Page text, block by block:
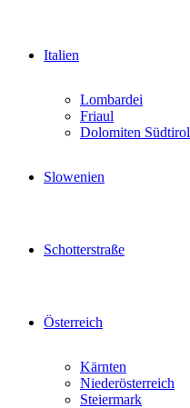
Italien
Lombardei
Friaul
Dolomiten Südtirol
Slowenien
Schotterstraße
Österreich
Kärnten
Niederösterreich
Steiermark